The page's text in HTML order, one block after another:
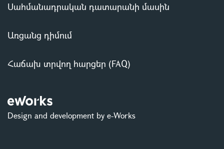
Սահմանադրական դատարանի մասին
Առցանց դիմում
Հաճախ տրվող հարցեր (FAQ)
Design and development by e-Works